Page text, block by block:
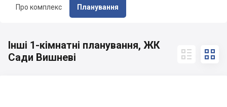
Про комплекс Планування
Інші 1-кімнатні планування, ЖК
Сади Вишневі
 